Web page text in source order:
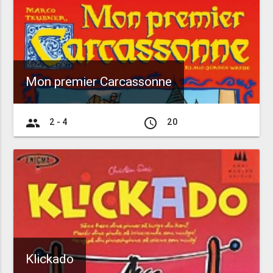
Mon premier Carcassonne
group 2 - 4 access_time 20
Klickado